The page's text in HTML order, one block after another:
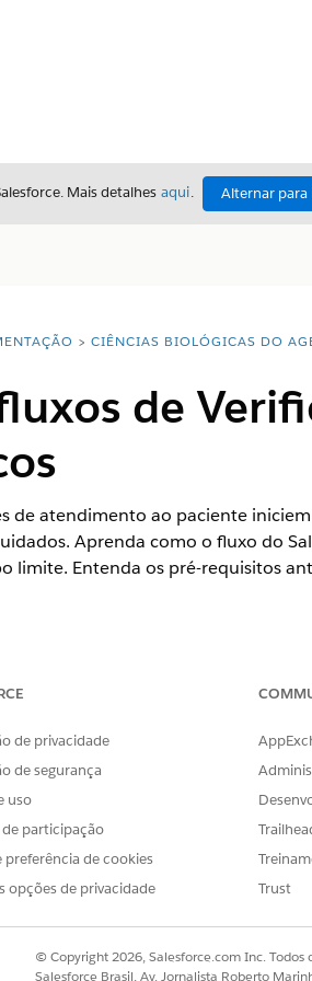
Mais detalhes aqui. Alternar para
CIÊNCIAS BIOLÓGICAS DO
de
de atendimento ao paciente
Aprenda como o fluxo do
limite. Entenda os pré-requisitos
e com Life Sciences Cloud ou
de benefícios farmacêuticos
envia um modelo de fluxo
de benefícios farmacêuticos
do status de uma solicitação
de fluxo Atualizar status da solicitação
eletrônica atinge o tempo limite após
de verificação de benefício de
negócios.
de privacidade
de segurança
uso
participação
preferência de cookies
opções de privacidade
Trust
© Copyright 2026, Salesforce.com Inc. Todos
Salesforce Brasil, Av. Jornalista Roberto